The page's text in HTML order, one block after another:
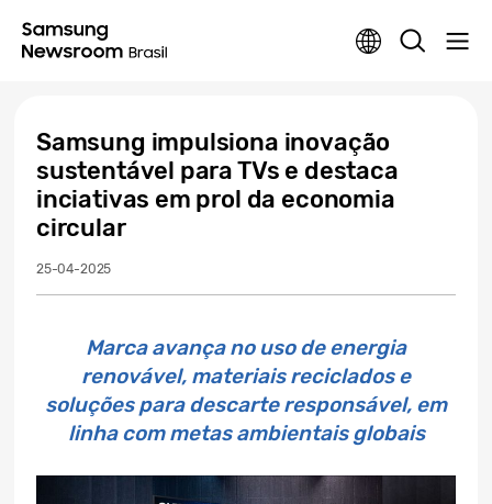
Samsung impulsiona inovação
sustentável para TVs e destaca
inciativas em prol da economia
circular
25-04-2025
Marca avança no uso de energia
renovável, materiais reciclados e
soluções para descarte responsável, em
linha com metas ambientais globais